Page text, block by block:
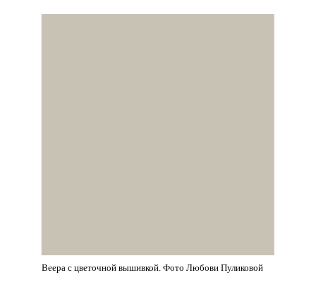
Веера с цветочной вышивкой. Фото Любови Пуликовой